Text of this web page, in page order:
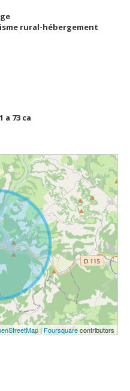
rural-hébergement
a 73 ca
| Foursquarecontributors